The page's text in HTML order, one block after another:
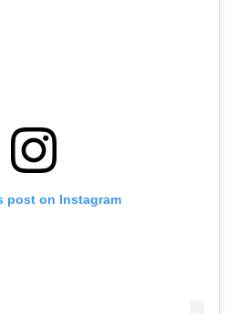
post on Instagram